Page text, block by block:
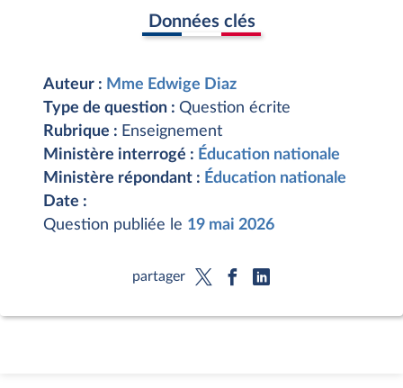
Données clés
Auteur : Mme Edwige Diaz
Type de question : Question écrite
Rubrique : Enseignement
Ministère interrogé : Éducation nationale
Ministère répondant : Éducation nationale
Date :
Question publiée le 19 mai 2026
partager